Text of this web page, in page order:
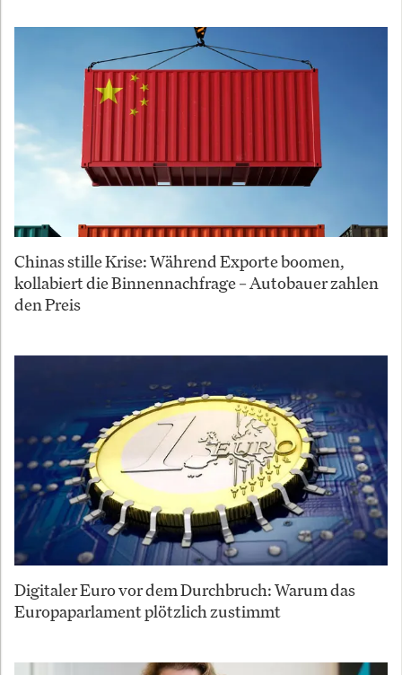
Chinas stille Krise: Während Exporte boomen,
kollabiert die Binnennachfrage – Autobauer zahlen
den Preis
Digitaler Euro vor dem Durchbruch: Warum das
Europaparlament plötzlich zustimmt